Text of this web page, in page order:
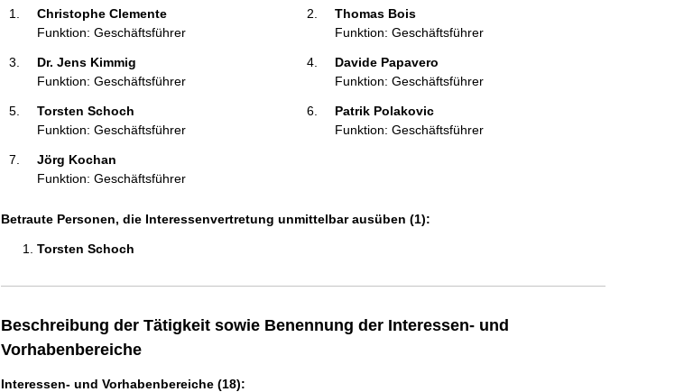
e
Christophe Clemente
Funktion: Geschäftsführer
Thomas Bois
Funktion: Geschäftsführer
Dr. Jens Kimmig
Funktion: Geschäftsführer
Davide Papavero
Funktion: Geschäftsführer
Torsten Schoch
Funktion: Geschäftsführer
Patrik Polakovic
Funktion: Geschäftsführer
Jörg Kochan
Funktion: Geschäftsführer
Betraute Personen, die Interessenvertretung unmittelbar ausüben (1):
Torsten Schoch
Beschreibung der Tätigkeit sowie Benennung der Interessen- und
Vorhabenbereiche
Interessen- und Vorhabenbereiche (18):